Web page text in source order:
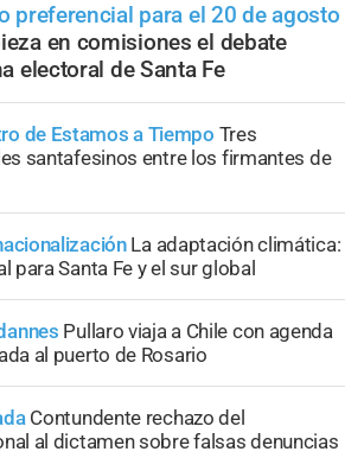
preferencial para el 20 de agosto
en comisiones el debate
electoral de Santa Fe
de Estamos a Tiempo Tres
santafesinos entre los firmantes de
La adaptación climática:
para Santa Fe y el sur global
Pullaro viaja a Chile con agenda
al puerto de Rosario
Contundente rechazo del
al dictamen sobre falsas denuncias